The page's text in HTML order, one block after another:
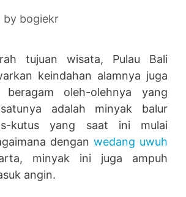
by bogiekr
tujuan wisata, Pulau Bali
keindahan alamnya juga
beragam oleh-olehnya yang
adalah minyak balur
kutus yang saat ini mulai
dengan wedang uwuh
minyak ini juga ampuh
angin.